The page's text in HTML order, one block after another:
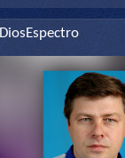
DiosEspectro